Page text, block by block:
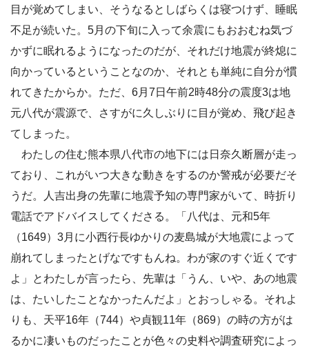
目が覚めてしまい、そうなるとしばらくは寝つけず、睡眠
不足が続いた。5月の下旬に入って余震にもおおむね気づ
かずに眠れるようになったのだが、それだけ地震が終熄に
向かっているということなのか、それとも単純に自分が慣
れてきたからか。ただ、6月7日午前2時48分の震度3は地
元八代が震源で、さすがに久しぶりに目が覚め、飛び起き
てしまった。
わたしの住む熊本県八代市の地下には日奈久断層が走っ
ており、これがいつ大きな動きをするのか警戒が必要だそ
うだ。人吉出身の先輩に地震予知の専門家がいて、時折り
電話でアドバイスしてくださる。「八代は、元和5年
（1649）3月に小西行長ゆかりの麦島城が大地震によって
崩れてしまったとげなですもんね。わが家のすぐ近くです
よ」とわたしが言ったら、先輩は「うん、いや、あの地震
は、たいしたことなかったんだよ」とおっしゃる。それよ
りも、天平16年（744）や貞観11年（869）の時の方がは
るかに凄いものだったことが色々の史料や調査研究によっ